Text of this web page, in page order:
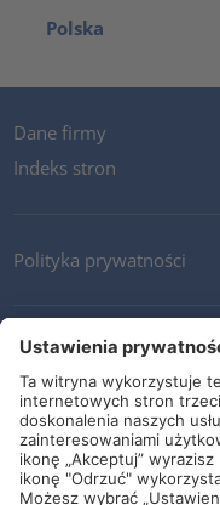
Polska
Dane firmy
Indeks stron
Polityka prywatności
Kontakt
Newsletter